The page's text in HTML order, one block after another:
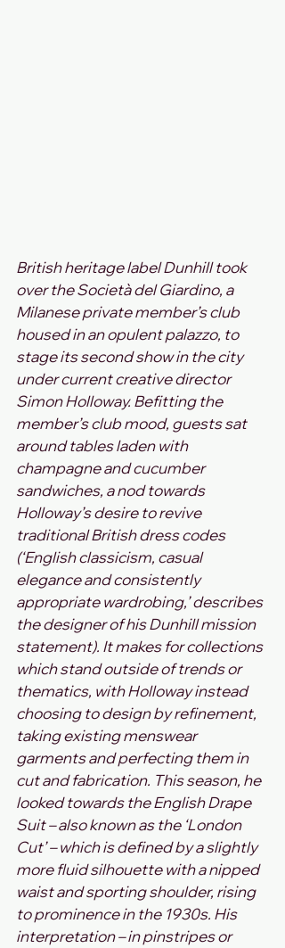
British heritage label Dunhill took
over the Società del Giardino, a
Milanese private member’s club
housed in an opulent palazzo, to
stage its second show in the city
under current creative director
Simon Holloway. Befitting the
member’s club mood, guests sat
around tables laden with
champagne and cucumber
sandwiches, a nod towards
Holloway’s desire to revive
traditional British dress codes
(‘English classicism, casual
elegance and consistently
appropriate wardrobing,’ describes
the designer of his Dunhill mission
statement). It makes for collections
which stand outside of trends or
thematics, with Holloway instead
choosing to design by refinement,
taking existing menswear
garments and perfecting them in
cut and fabrication. This season, he
looked towards the English Drape
Suit – also known as the ‘London
Cut’ – which is defined by a slightly
more fluid silhouette with a nipped
waist and sporting shoulder, rising
to prominence in the 1930s. His
interpretation – in pinstripes or